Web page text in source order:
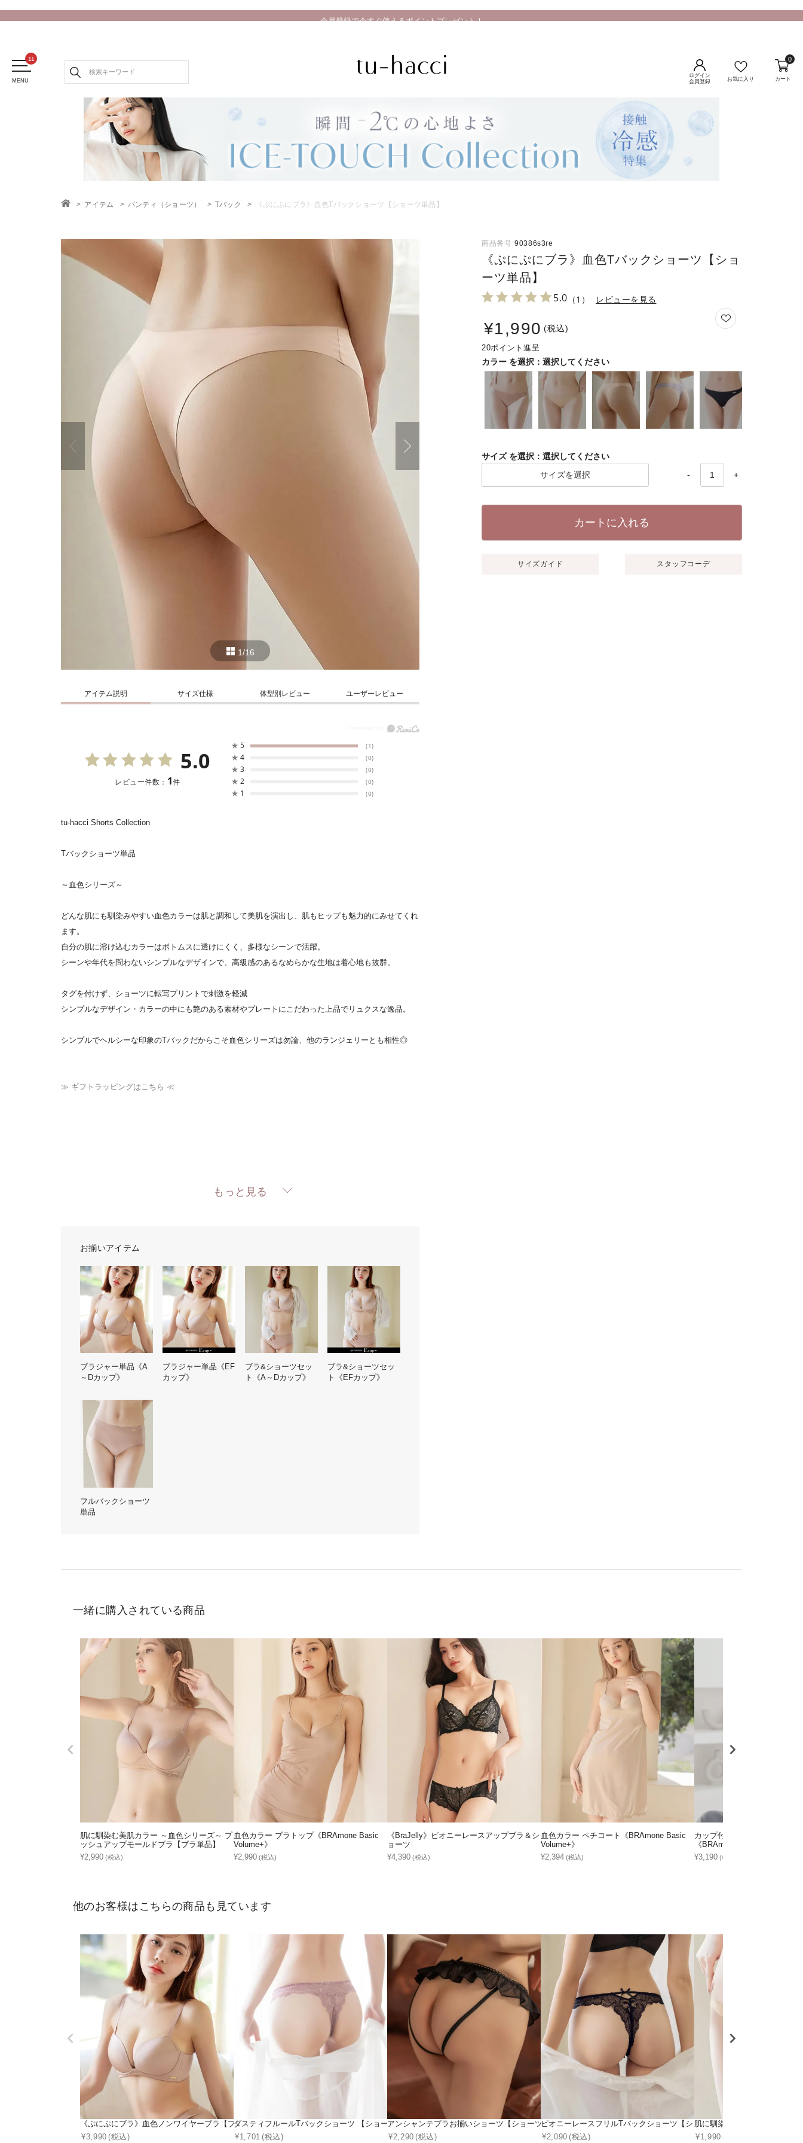
MENU
ログイン
会員登録
お気に入り カート
0
アイテム パンティ（ショーツ） Tバック 《ぷにぷにブラ》血色Tバックショーツ【ショーツ単品】
1/16
商品番号 90386s3re
《ぷにぷにブラ》血色Tバックショーツ【ショ
ーツ単品】
5.0 （1） レビューを見る
¥1,990 税込
20
カラー 選択してください
サイズ
選択してください
-
+
カートに入れる
サイズガイド スタッフコーデ
アイテム説明 サイズ仕様 体型別レビュー ユーザーレビュー
5.0
レビュー件数： 1件
★ 5 (1)
★ 4 (0)
★ 3 (0)
★ 2 (0)
★ 1 (0)
tu-hacci Shorts Collection
Tバックショーツ単品
～血色シリーズ～
どんな肌にも馴染みやすい血色カラーは肌と調和して美肌を演出し、肌もヒップも魅力的にみせてくれ
ます。
自分の肌に溶け込むカラーはボトムスに透けにくく、多様なシーンで活躍。
シーンや年代を問わないシンプルなデザインで、高級感のあるなめらかな生地は着心地も抜群。
タグを付けず、ショーツに転写プリントで刺激を軽減
シンプルなデザイン・カラーの中にも艶のある素材やプレートにこだわった上品でリュクスな逸品。
シンプルでヘルシーな印象のTバックだからこそ血色シリーズは勿論、他のランジェリーとも相性◎
≫ ギフトラッピングはこちら ≪
もっと見る
お揃いアイテム
ブラジャー単品《A
～Dカップ》
ブラジャー単品《EF
カップ》
ブラ&ショーツセッ
ト《A～Dカップ》
ブラ&ショーツセッ
ト《EFカップ》
フルバックショーツ
単品
一緒に購入されている商品
肌に馴染む美肌カラー ～血色シリーズ～ プ
ッシュアップモールドブラ【ブラ単品】
¥2,990 (税込)
血色カラー ブラトップ《BRAmone Basic
Volume+》
¥2,990 (税込)
《BraJelly》ピオニーレースアップブラ＆シ
ョーツ
¥4,390 (税込)
血色カラー ペチコート《BRAmone Basic
Volume+》
¥2,394 (税込)
カップ付きバックオープンブ
《BRAmone Fashion Easy》
¥3,190 (税込)
他のお客様はこちらの商品も見ています
《ぷにぷにブラ》血色ノンワイヤーブラ【ブラ単品】
¥3,990 (税込)
ダスティフルールTバックショーツ 【ショーツ単品】
¥1,701 (税込)
アンシャンテブラお揃いショーツ【ショーツ単品】
¥2,290 (税込)
ピオニーレースフリルTバックショーツ【ショーツ単品】
¥2,090 (税込)
肌に馴染む美肌カラー ～血色
¥1,990